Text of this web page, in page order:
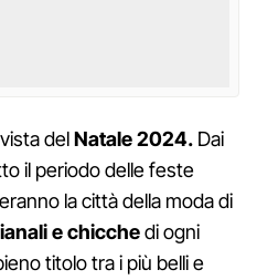
delNatale 2024. Dai
il periodo delle feste
la città della moda di
e chicchedi ogni
titolo tra i più belli e